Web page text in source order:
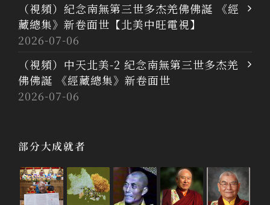
（視頻）紀念南無第三世多杰羌佛佛誕 《經
藏總集》新卷面世【北美中旺電視】
2026-07-06
（視頻）中天北美-2 紀念南無第三世多杰羌
佛佛誕 《經藏總集》新卷面世
2026-07-06
部分大成就者